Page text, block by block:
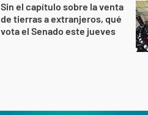
Sin el capítulo sobre la venta
de tierras a extranjeros, qué
vota el Senado este jueves